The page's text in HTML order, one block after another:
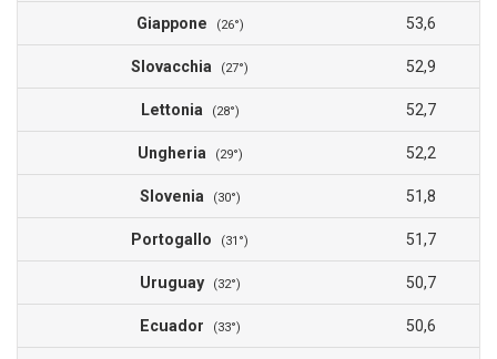
Giappone (26°) 53,6
Slovacchia (27°) 52,9
Lettonia (28°) 52,7
Ungheria (29°) 52,2
Slovenia (30°) 51,8
Portogallo (31°) 51,7
Uruguay (32°) 50,7
Ecuador (33°) 50,6